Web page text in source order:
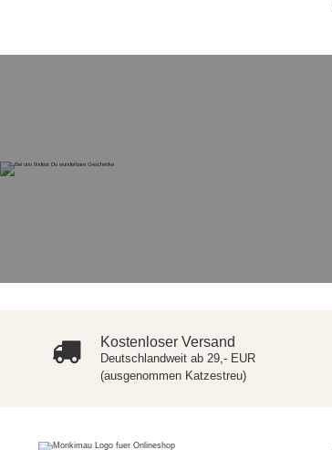
Kostenloser Versand
Deutschlandweit ab 29,- EUR
(ausgenommen Katzestreu)